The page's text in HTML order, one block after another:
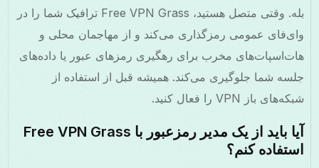
بله. وقتی متصل هستید، Free VPN Grass ترافیک شما را در
وای‌فای عمومی رمزگذاری می‌کند و از مهاجمان محلی و
هات‌اسپات‌های مخرب برای رهگیری رمزهای عبور یا داده‌های
جلسه شما جلوگیری می‌کند. همیشه قبل از استفاده از
شبکه‌های باز VPN را فعال کنید.
آیا باید از یک مدیر رمزعبور با Free VPN Grass
استفاده کنم؟